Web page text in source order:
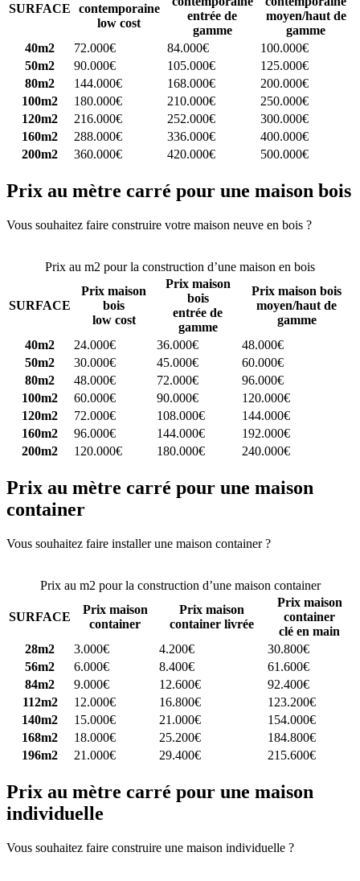
SURFACE
contemporaine
low cost
entrée de
gamme
moyen/haut de
gamme
40m2
72.000€ 84.000€
100.000€
50m2
90.000€ 105.000€
125.000€
80m2
144.000€ 168.000€
200.000€
100m2
180.000€ 210.000€
250.000€
120m2
216.000€ 252.000€
300.000€
160m2
288.000€ 336.000€
400.000€
200m2
360.000€ 420.000€ 500.000€
Prix au mètre carré pour une maison bois
Vous souhaitez faire construire votre maison neuve en bois ?
Prix au m2 pour la construction d’une maison en bois
SURFACE
Prix maison
bois
low cost
Prix maison
bois
entrée de
gamme
Prix maison bois
moyen/haut de
gamme
40m2
24.000€ 36.000€
48.000€
50m2
30.000€ 45.000€
60.000€
80m2
48.000€ 72.000€
96.000€
100m2
60.000€ 90.000€
120.000€
120m2
72.000€ 108.000€
144.000€
160m2
96.000€ 144.000€
192.000€
200m2
120.000€ 180.000€ 240.000€
Prix au mètre carré pour une maison
container
Vous souhaitez faire installer une maison container ?
Prix au m2 pour la construction d’une maison container
SURFACE
Prix maison
container
Prix maison
container livrée
Prix maison
container
clé en main
28m2
3.000€ 4.200€
30.800€
56m2
6.000€ 8.400€
61.600€
84m2
9.000€ 12.600€
92.400€
112m2
12.000€ 16.800€
123.200€
140m2
15.000€ 21.000€
154.000€
168m2
18.000€ 25.200€
184.800€
196m2
21.000€ 29.400€ 215.600€
Prix au mètre carré pour une maison
individuelle
Vous souhaitez faire construire une maison individuelle ?